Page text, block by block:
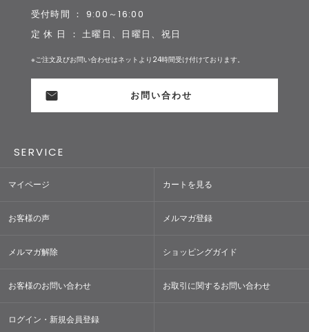
受付時間 ： 9:00～16:00
定 休 日 ： 土曜日、日曜日、祝日
※ご注文及びお問い合わせはネットより24時間受け付けております。
お問い合わせ
SERVICE
マイページ カートを見る
お客様の声 メルマガ登録
メルマガ解除 ショッピングガイド
お客様のお問い合わせ お取引に関するお問い合わせ
ログイン・新規会員登録